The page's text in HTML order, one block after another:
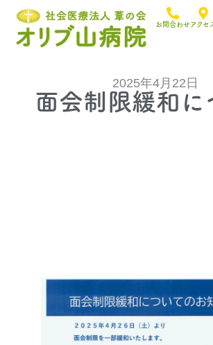
お問合わせアクセ
2025年4月22日
面会制限緩和に